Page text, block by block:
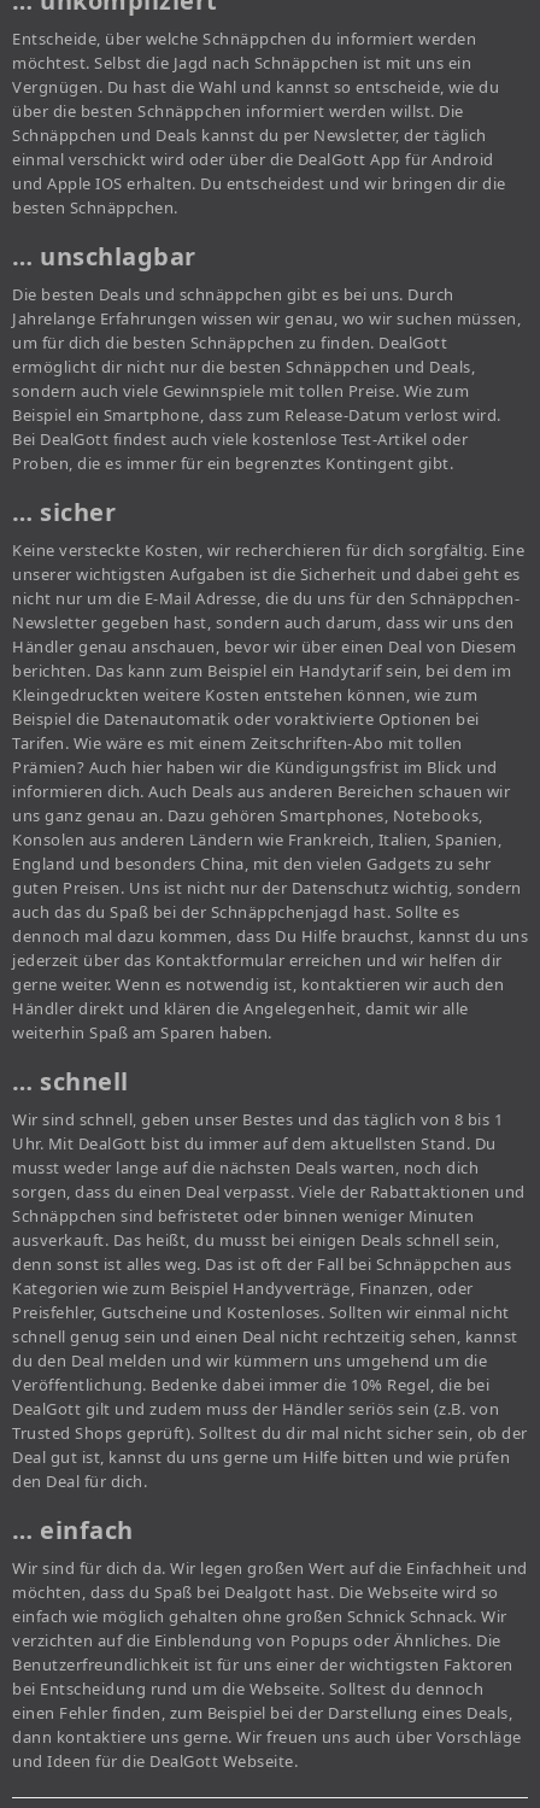
Entscheide, über welche Schnäppchen du informiert werden
möchtest. Selbst die Jagd nach Schnäppchen ist mit uns ein
Vergnügen. Du hast die Wahl und kannst so entscheide, wie du
über die besten Schnäppchen informiert werden willst. Die
Schnäppchen und Deals kannst du per Newsletter, der täglich
einmal verschickt wird oder über die DealGott App für Android
und Apple IOS erhalten. Du entscheidest und wir bringen dir die
besten Schnäppchen.
… unschlagbar
Die besten Deals und schnäppchen gibt es bei uns. Durch
Jahrelange Erfahrungen wissen wir genau, wo wir suchen müssen,
um für dich die besten Schnäppchen zu finden. DealGott
ermöglicht dir nicht nur die besten Schnäppchen und Deals,
sondern auch viele Gewinnspiele mit tollen Preise. Wie zum
Beispiel ein Smartphone, dass zum Release-Datum verlost wird.
Bei DealGott findest auch viele kostenlose Test-Artikel oder
Proben, die es immer für ein begrenztes Kontingent gibt.
… sicher
Keine versteckte Kosten, wir recherchieren für dich sorgfältig. Eine
unserer wichtigsten Aufgaben ist die Sicherheit und dabei geht es
nicht nur um die E-Mail Adresse, die du uns für den Schnäppchen-
Newsletter gegeben hast, sondern auch darum, dass wir uns den
Händler genau anschauen, bevor wir über einen Deal von Diesem
berichten. Das kann zum Beispiel ein Handytarif sein, bei dem im
Kleingedruckten weitere Kosten entstehen können, wie zum
Beispiel die Datenautomatik oder voraktivierte Optionen bei
Tarifen. Wie wäre es mit einem Zeitschriften-Abo mit tollen
Prämien? Auch hier haben wir die Kündigungsfrist im Blick und
informieren dich. Auch Deals aus anderen Bereichen schauen wir
uns ganz genau an. Dazu gehören Smartphones, Notebooks,
Konsolen aus anderen Ländern wie Frankreich, Italien, Spanien,
England und besonders China, mit den vielen Gadgets zu sehr
guten Preisen. Uns ist nicht nur der Datenschutz wichtig, sondern
auch das du Spaß bei der Schnäppchenjagd hast. Sollte es
dennoch mal dazu kommen, dass Du Hilfe brauchst, kannst du uns
jederzeit über das Kontaktformular erreichen und wir helfen dir
gerne weiter. Wenn es notwendig ist, kontaktieren wir auch den
Händler direkt und klären die Angelegenheit, damit wir alle
weiterhin Spaß am Sparen haben.
… schnell
Wir sind schnell, geben unser Bestes und das täglich von 8 bis 1
Uhr. Mit DealGott bist du immer auf dem aktuellsten Stand. Du
musst weder lange auf die nächsten Deals warten, noch dich
sorgen, dass du einen Deal verpasst. Viele der Rabattaktionen und
Schnäppchen sind befristetet oder binnen weniger Minuten
ausverkauft. Das heißt, du musst bei einigen Deals schnell sein,
denn sonst ist alles weg. Das ist oft der Fall bei Schnäppchen aus
Kategorien wie zum Beispiel Handyverträge, Finanzen, oder
Preisfehler, Gutscheine und Kostenloses. Sollten wir einmal nicht
schnell genug sein und einen Deal nicht rechtzeitig sehen, kannst
du den Deal melden und wir kümmern uns umgehend um die
Veröffentlichung. Bedenke dabei immer die 10% Regel, die bei
DealGott gilt und zudem muss der Händler seriös sein (z.B. von
Trusted Shops geprüft). Solltest du dir mal nicht sicher sein, ob der
Deal gut ist, kannst du uns gerne um Hilfe bitten und wie prüfen
den Deal für dich.
… einfach
Wir sind für dich da. Wir legen großen Wert auf die Einfachheit und
möchten, dass du Spaß bei Dealgott hast. Die Webseite wird so
einfach wie möglich gehalten ohne großen Schnick Schnack. Wir
verzichten auf die Einblendung von Popups oder Ähnliches. Die
Benutzerfreundlichkeit ist für uns einer der wichtigsten Faktoren
bei Entscheidung rund um die Webseite. Solltest du dennoch
einen Fehler finden, zum Beispiel bei der Darstellung eines Deals,
dann kontaktiere uns gerne. Wir freuen uns auch über Vorschläge
und Ideen für die DealGott Webseite.